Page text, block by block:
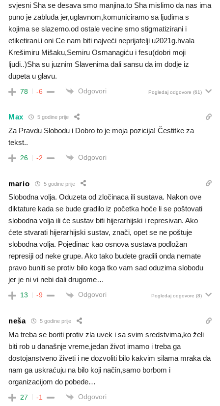
svjesni Sha se desava smo manjina.to Sha mislimo da nas ima
puno je zabluda jer,uglavnom,komuniciramo sa ljudima s
kojima se slazemo.od ostale vecine smo stigmatizirani i
etiketirani.i oni Ce nam biti najveći neprijatelji u2021g.hvala
Krešimiru Mišaku,Semiru Osmanagiću i fesu(dobri moji
ljudi..)Sha su juznim Slavenima dali sansu da im dodje iz
dupeta u glavu.
78 -6 Odgovori Pogledaj odgovore (61)
Max 5 godine prije
Za Pravdu Slobodu i Dobro to je moja pozicija! Čestitke za
tekst..
26 -2 Odgovori
mario 5 godine prije
Slobodna volja. Oduzeta od zločinaca ili sustava. Nakon ove
diktature kada se bude gradilo iz početka hoće li se poštovati
slobodna volja ili će sustav biti hijerarhijski i represivan. Ako
ćete stvarati hijerarhijski sustav, znači, opet se ne poštuje
slobodna volja. Pojedinac kao osnova sustava podložan
represiji od neke grupe. Ako tako budete gradili onda nemate
pravo buniti se protiv bilo koga tko vam sad oduzima slobodu
jer je ni vi nebi dali drugome…
13 -9 Odgovori Pogledaj odgovore (8)
neša 5 godine prije
Ma treba se boriti protiv zla uvek i sa svim sredstvima,ko želi
biti rob u današnje vreme,jedan život imamo i treba ga
dostojanstveno živeti i ne dozvoliti bilo kakvim silama mraka da
nam ga uskraćuju na bilo koji način,samo borbom i
organizacijom do pobede…
27 -1 Odgovori